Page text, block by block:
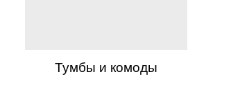
Тумбы и комоды